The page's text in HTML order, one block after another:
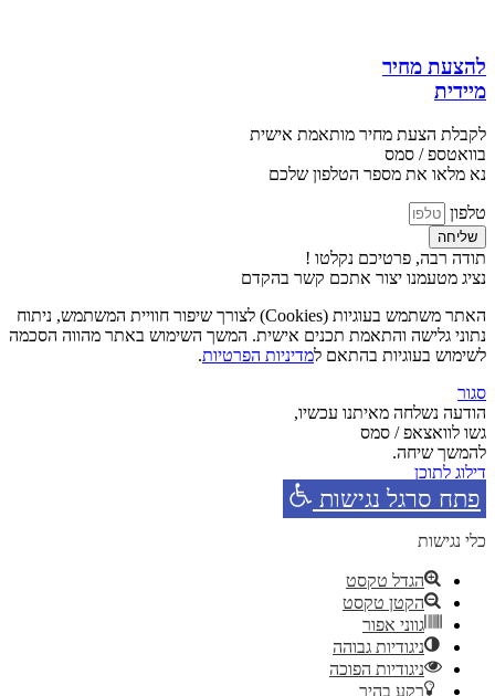
להצעת מחיר
מיידית
לקבלת הצעת מחיר מותאמת אישית
בוואטספ / סמס
נא מלאו את מספר הטלפון שלכם
טלפון
שליחה
תודה רבה, פרטיכם נקלטו !
נציג מטעמנו יצור אתכם קשר בהקדם
האתר משתמש בעוגיות (Cookies) לצורך שיפור חוויית המשתמש, ניתוח
נתוני גלישה והתאמת תכנים אישית. המשך השימוש באתר מהווה הסכמה
לשימוש בעוגיות בהתאם למדיניות הפרטיות.
סגור
הודעה נשלחה מאיתנו עכשיו,
גשו לוואצאפ / סמס
להמשך שיחה.
דילוג לתוכן
פתח סרגל נגישות
כלי נגישות
הגדל טקסט
הקטן טקסט
גווני אפור
ניגודיות גבוהה
ניגודיות הפוכה
רקע בהיר